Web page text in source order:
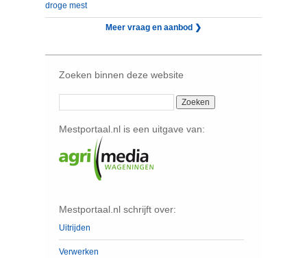
droge mest
Meer vraag en aanbod ❯
Zoeken binnen deze website
Mestportaal.nl is een uitgave van:
Mestportaal.nl schrijft over:
Uitrijden
Verwerken